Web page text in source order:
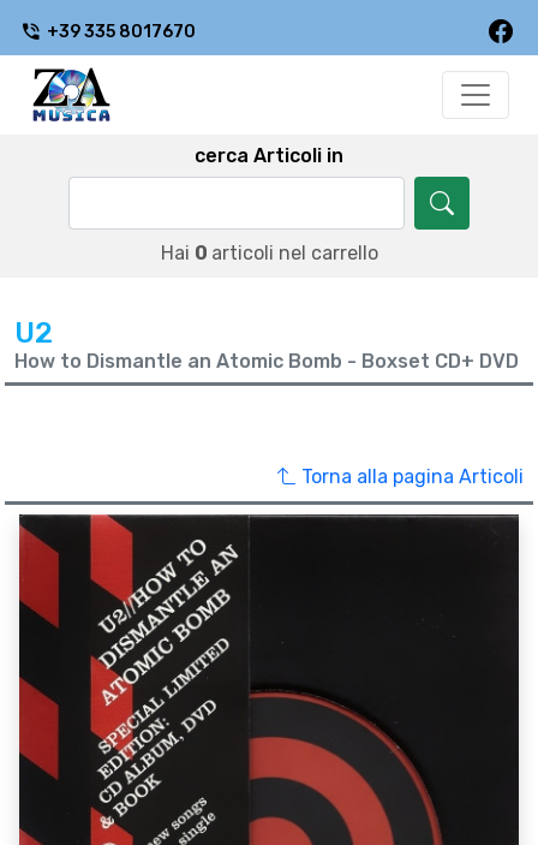
+39 335 8017670
cerca Articoli in
Hai 0 articoli nel carrello
U2
How to Dismantle an Atomic Bomb - Boxset CD+ DVD
Torna alla pagina Articoli